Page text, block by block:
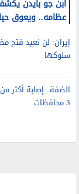
إيران: لن نعيد فتح
سلوكها
رياضة